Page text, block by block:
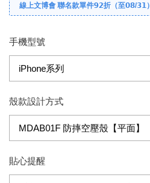
線上文博會 聯名款單件𝟵𝟮折（至𝟬𝟴/𝟯𝟭）
手機型號
殼款設計方式
貼心提醒